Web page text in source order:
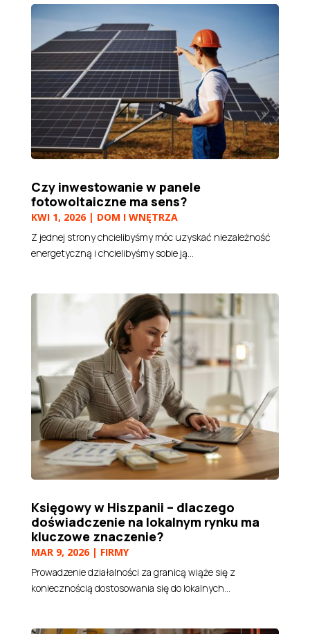
Czy inwestowanie w panele
fotowoltaiczne ma sens?
KWI 1, 2026| DOM I WNĘTRZA
Z jednej strony chcielibyśmy móc uzyskać niezależność
energetyczną i chcielibyśmy sobie ją...
Księgowy w Hiszpanii – dlaczego
doświadczenie na lokalnym rynku ma
kluczowe znaczenie?
MAR 9, 2026| FIRMY
Prowadzenie działalności za granicą wiąże się z
koniecznością dostosowania się do lokalnych...